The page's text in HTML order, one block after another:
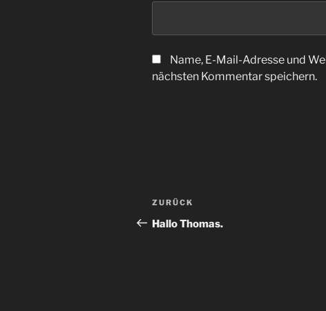
Name, E-Mail-Adresse und
nächsten Kommentar speichern.
Beitragsnavigation
Vorheriger
Beitrag
ZURÜCK
Hallo Thomas.